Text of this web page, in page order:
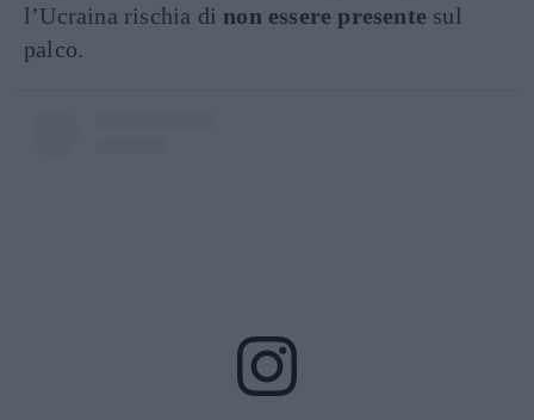
l’Ucraina rischia di non essere presente sul
palco.